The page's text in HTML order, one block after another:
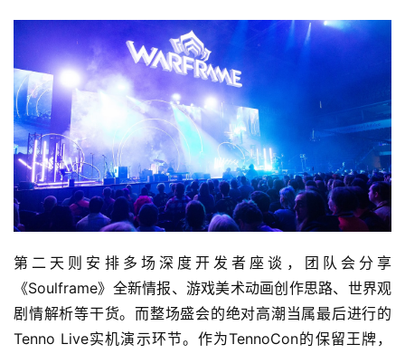
第二天则安排多场深度开发者座谈，团队会分享
《Soulframe》全新情报、游戏美术动画创作思路、世界观
剧情解析等干货。而整场盛会的绝对高潮当属最后进行的
Tenno Live实机演示环节。作为TennoCon的保留王牌，